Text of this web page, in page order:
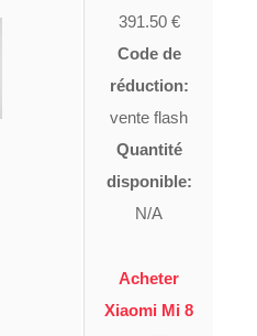
391.50 €
Code de
réduction:
vente flash
Quantité
disponible:
N/A
Acheter
Xiaomi Mi 8